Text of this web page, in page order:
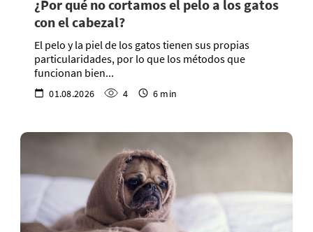
¿Por qué no cortamos el pelo a los gatos
con el cabezal?
El pelo y la piel de los gatos tienen sus propias
particularidades, por lo que los métodos que
funcionan bien...
01.08.2026 4 6 min